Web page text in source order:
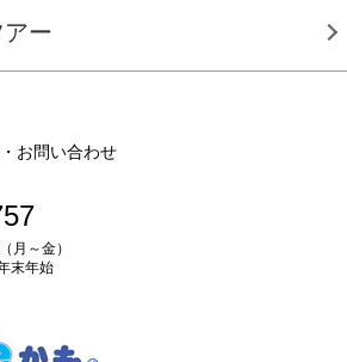
ー
お問い合わせ
月～金）
末年始